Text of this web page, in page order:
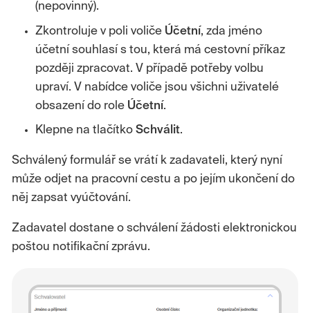
(nepovinný).
Zkontroluje v poli voliče Účetní, zda jméno
účetní souhlasí s tou, která má cestovní příkaz
později zpracovat. V případě potřeby volbu
upraví. V nabídce voliče jsou všichni uživatelé
obsazení do role Účetní.
Klepne na tlačítko Schválit.
Schválený formulář se vrátí k zadavateli, který nyní
může odjet na pracovní cestu a po jejím ukončení do
něj zapsat vyúčtování.
Zadavatel dostane o schválení žádosti elektronickou
poštou notifikační zprávu.